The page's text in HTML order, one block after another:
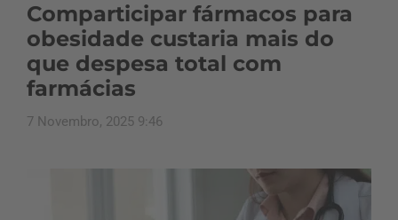
Comparticipar fármacos para
obesidade custaria mais do
que despesa total com
farmácias
7 Novembro, 2025 9:46